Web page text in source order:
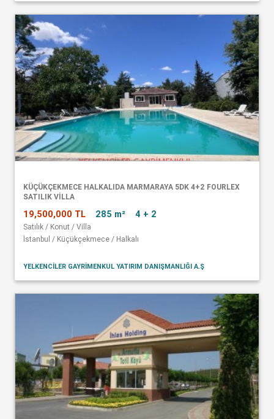
KÜÇÜKÇEKMECE HALKALIDA MARMARAYA 5DK 4+2 FOURLEX
SATILIK VİLLA
19,500,000 TL 285 m² 4 + 2
Satılık / Konut / Villa
İstanbul / Küçükçekmece / Halkalı
YELKENCİLER GAYRİMENKUL YATIRIM DANIŞMANLIĞI A.Ş